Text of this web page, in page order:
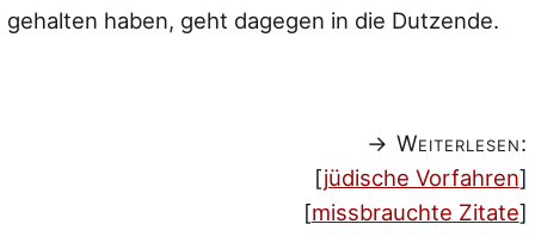
gehalten haben, geht dagegen in die Dutzende.
→ Weiterlesen:
[jüdische Vorfahren]
[missbrauchte Zitate]